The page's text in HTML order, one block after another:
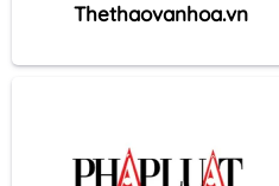
Thethaovanhoa.vn